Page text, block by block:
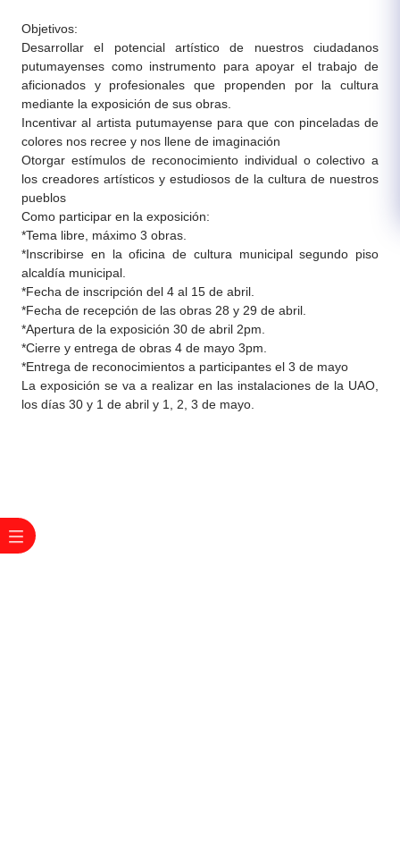
Objetivos:
Desarrollar el potencial artístico de nuestros ciudadanos
putumayenses como instrumento para apoyar el trabajo de
aficionados y profesionales que propenden por la cultura
mediante la exposición de sus obras.
Incentivar al artista putumayense para que con pinceladas de
colores nos recree y nos llene de imaginación
Otorgar estímulos de reconocimiento individual o colectivo a
los creadores artísticos y estudiosos de la cultura de nuestros
pueblos
Como participar en la exposición:
*Tema libre, máximo 3 obras.
*Inscribirse en la oficina de cultura municipal segundo piso
alcaldía municipal.
*Fecha de inscripción del 4 al 15 de abril.
*Fecha de recepción de las obras 28 y 29 de abril.
*Apertura de la exposición 30 de abril 2pm.
*Cierre y entrega de obras 4 de mayo 3pm.
*Entrega de reconocimientos a participantes el 3 de mayo
La exposición se va a realizar en las instalaciones de la UAO,
los días 30 y 1 de abril y 1, 2, 3 de mayo.​